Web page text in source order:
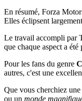
En résumé, Forza
Elles éclipsent
Le travail accompli par
que chaque aspect a
Pour les fans du genre
autres, c'est une
Que vous cherchiez une
ou un monde